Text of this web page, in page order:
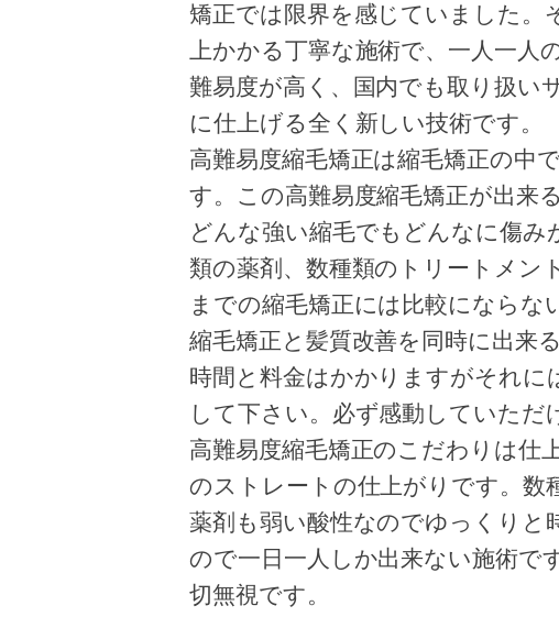
矯正では限界を感じていました 。
上かかる丁寧な施術で、一人一人
難易度が高く、国内でも取り扱い
に仕上げる全く新しい技術です。
高難易度縮毛矯正は縮毛矯正の中
す。この高難易度縮毛矯正が出来
どんな強い縮毛でもどんなに傷
類の薬剤、数種類のトリートメ ン
までの縮毛矯正には比較にならな
縮毛矯正と髪質改善を同時に出来
時間と料金はかかりますがそれ
して下さい。必ず感動していただ
高難易度縮毛矯正のこだわりは仕
のストレートの仕上がりです。数
薬剤も弱い酸性なのでゆっくりと
ので一日一人しか出来ない施術で
切無視です。